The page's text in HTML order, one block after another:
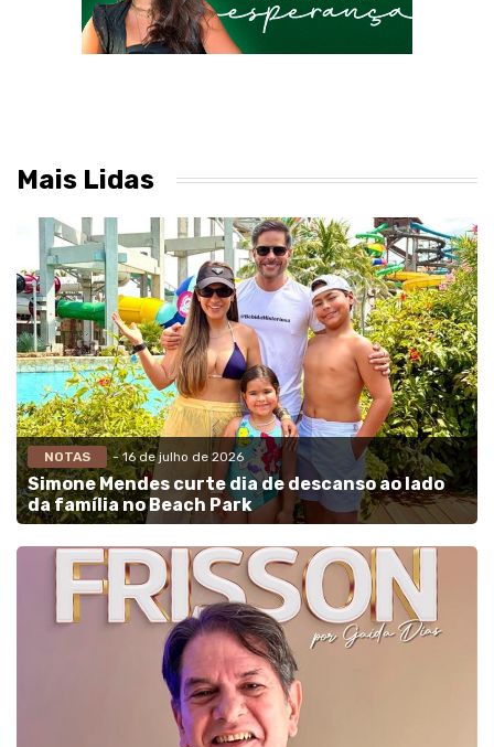
Mais Lidas
NOTAS - 16 de julho de 2026
Simone Mendes curte dia de descanso ao lado
da família no Beach Park